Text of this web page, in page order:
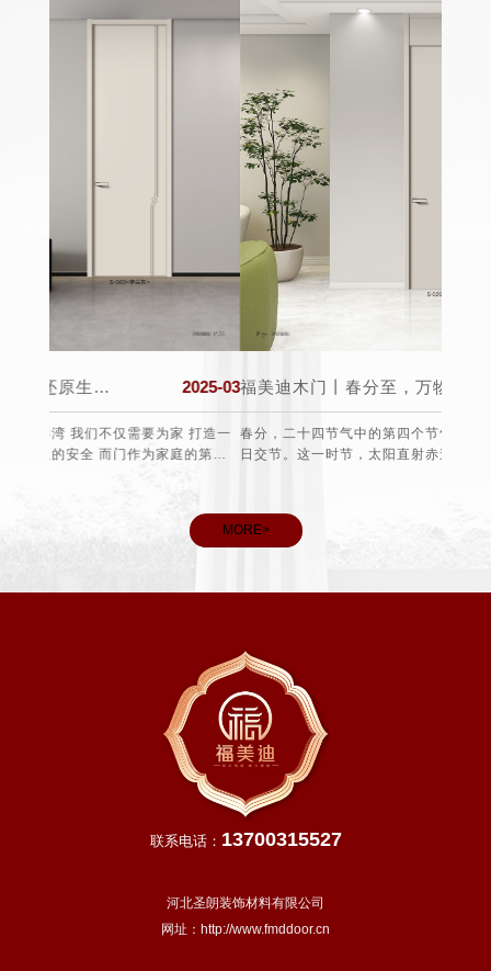
福美迪木门丨春分至，万物生，希望与美好同在! 2025-03
春分，二十四节气中的第四个节气，通常在公历3月19日至22
日交节。这一时节，太阳直射赤道，全球昼夜等长，此后北半
沛，除青藏高原等高寒地区外，越冬作物进入生长旺季，田间
每年的
于1983
MORE>
联系电话： 13700315527
河北圣朗装饰材料有限公司
网址： http://www.fmddoor.cn